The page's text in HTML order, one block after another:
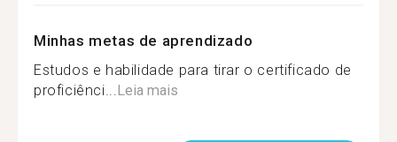
Minhas metas de aprendizado
Estudos e habilidade para tirar o certificado de
proficiênci...Leia mais